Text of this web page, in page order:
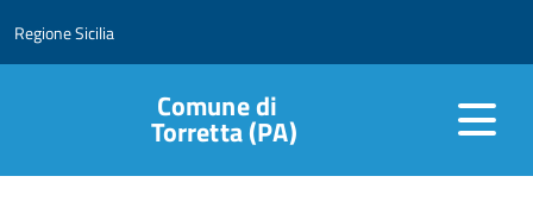
Regione Sicilia
Comune di
Torretta (PA)